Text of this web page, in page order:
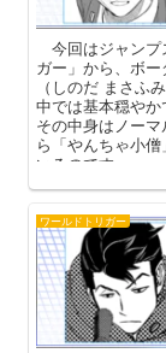
今回はジャンプ
ガー」から、ボ
（しのだ まさ
中では基本穏や
その中身はノー
ら「やんちゃ小
いるのです。
ワールドトリガー